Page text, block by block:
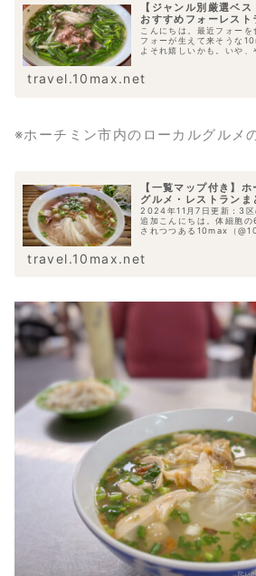
【ジャンル別厳選ベ
おすすめフォーレスト
こんにちは。最近フォー
フォーが生えて来そうな
よそれ嬉しいかも。いや
travel.10max.net
※ホーチミン市内のローカルグルメ
【一覧マップ付き】
グルメ・レストランま
2024年11月7日更新：3
追加こんにちは。体細胞
されつつある10max（
travel.10max.net